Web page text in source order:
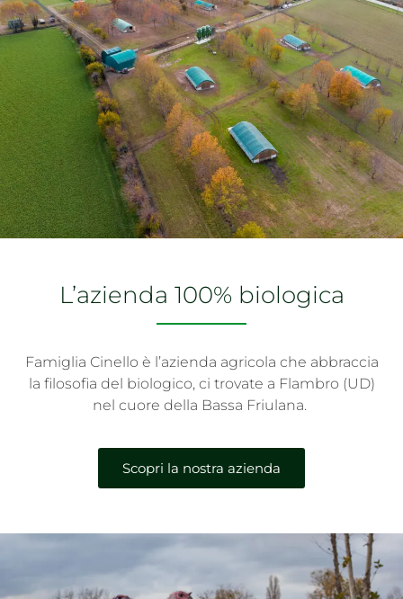
L’azienda 100% biologica
Famiglia Cinello è l’azienda agricola che abbraccia
la filosofia del biologico, ci trovate a Flambro (UD)
nel cuore della Bassa Friulana.
Scopri la nostra azienda